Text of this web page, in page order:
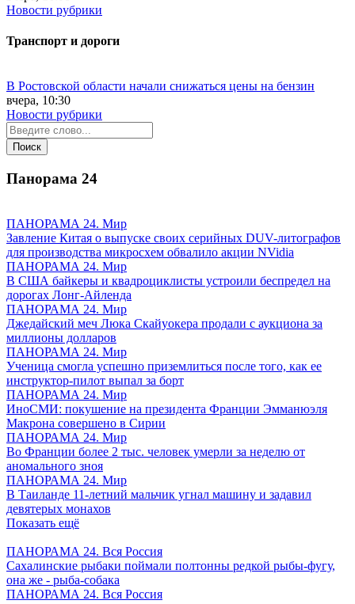
Новости рубрики
Транспорт и дороги
В Ростовской области начали снижаться цены на бензин
вчера, 10:30
Новости рубрики
Панорама 24
ПАНОРАМА 24. Мир
Завление Китая о выпуске своих серийных DUV-литографов
для производства микросхем обвалило акции NVidia
ПАНОРАМА 24. Мир
В США байкеры и квадроциклисты устроили беспредел на
дорогах Лонг-Айленда
ПАНОРАМА 24. Мир
Джедайский меч Люка Скайуокера продали с аукциона за
миллионы долларов
ПАНОРАМА 24. Мир
Ученица смогла успешно приземлиться после того, как ее
инструктор-пилот выпал за борт
ПАНОРАМА 24. Мир
ИноСМИ: покушение на президента Франции Эмманюэля
Макрона совершено в Сирии
ПАНОРАМА 24. Мир
Во Франции более 2 тыс. человек умерли за неделю от
аномального зноя
ПАНОРАМА 24. Мир
В Таиланде 11-летний мальчик угнал машину и задавил
девятерых монахов
Показать ещё
ПАНОРАМА 24. Вся Россия
Сахалинские рыбаки поймали полтонны редкой рыбы-фугу,
она же - рыба-собака
ПАНОРАМА 24. Вся Россия